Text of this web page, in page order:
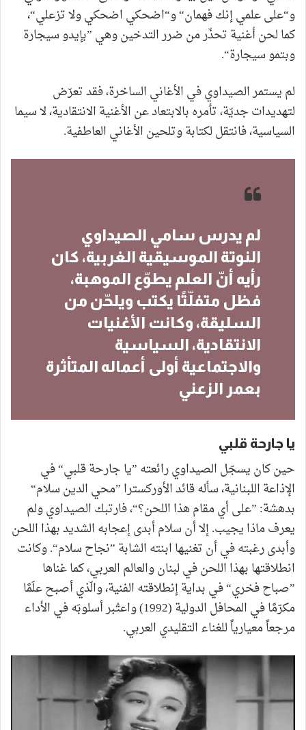
و“على علمي إنك فهمان“ و“اضحكي اضحكي ولا تزعلي“،
كما لحن أغنية تحذّر من ضرر التدخين وهي ”بإيدو سيجارة
وبتمو سيجارة“.
لم يستمر الصيداوي في الأغاني الساخرة، فقد تعرّض
لتهديدات جديّة، تأمره بالابتعاد عن الأغنية الانتقادية، لا سيما
السياسية، فانتقل لكتابة وتلحين الأغاني العاطفية.
لم يدرس سامي الصيداوي
النوتة الموسيقية الغربية، كان
رأيه أنّ العلم يطوّع الموهبة،
فظل متفلّتًا يكتب ويلحّن من
السليقة، وكانت الأغنيات
الانتقادية، السياسية
والاجتماعية أولى أعماله المتأثرة
بعمر الزعني
يا جارحة قلبي
حين كان يسجّل الصيداوي رائعته ”يا جارحة قلبي“ في
الإذاعة اللبنانية، سأله قائد الأوركسترا ”محي الدين سلام“
بدهشة: ”على أي مقام هذا اللحن؟“، فارتبك الصيداوي ولم
يعرف ماذا يجيب. إلا أن سلام أبدى إعجابه الشديد بهذا اللحن
وأبدى رغبته في أن تغنيها ابنته الشابة ”نجاح سلام“. وكانت
انطلاقتها بهذا اللحن في لبنان والعالم العربي، كما غناها
”صباح فخري“ في بداية إنطلاقته الفنية، والّذي أصبح علَمًا
مكرّمًا في المحافل الدولية (1992) واعتُبر أسلوبَه في الأداء
مرجعاً معيارياً للغناء التقليدي العربي.